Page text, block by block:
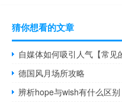
猜你想看的文章
自媒体如何吸引人气【常见
德国风月场所攻略
辨析hope与wish有什么区别